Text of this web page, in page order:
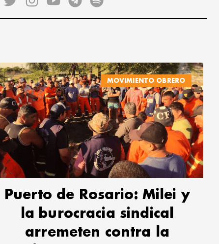
MOVIMIENTO OBRERO
Puerto de Rosario: Milei y
la burocracia sindical
arremeten contra la